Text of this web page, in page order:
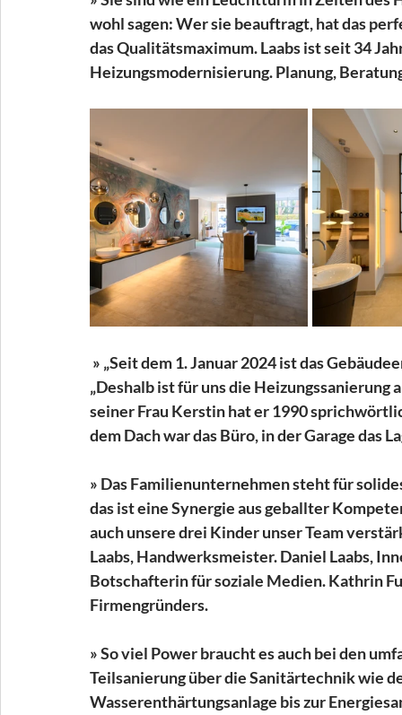
wohl sagen: Wer sie beauftragt, hat das
das Qualitätsmaximum. Laabs ist seit 34
Heizungsmodernisierung. Planung,
„Deshalb ist für uns die Heizungssanierung
seiner Frau Kerstin hat er 1990
dem Dach war das Büro, in der Garage das
» Das Familienunternehmen steht für
das ist eine Synergie aus geballter
auch unsere drei Kinder unser Team
Laabs, Handwerksmeister. Daniel Laabs,
Botschafterin für soziale Medien. Kathrin
Firmengründers.
» So viel Power braucht es auch bei den
Teilsanierung über die Sanitärtechnik wie
Wasserenthärtungsanlage bis zur